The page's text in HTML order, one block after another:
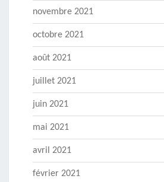
novembre 2021
octobre 2021
août 2021
juillet 2021
juin 2021
mai 2021
avril 2021
février 2021